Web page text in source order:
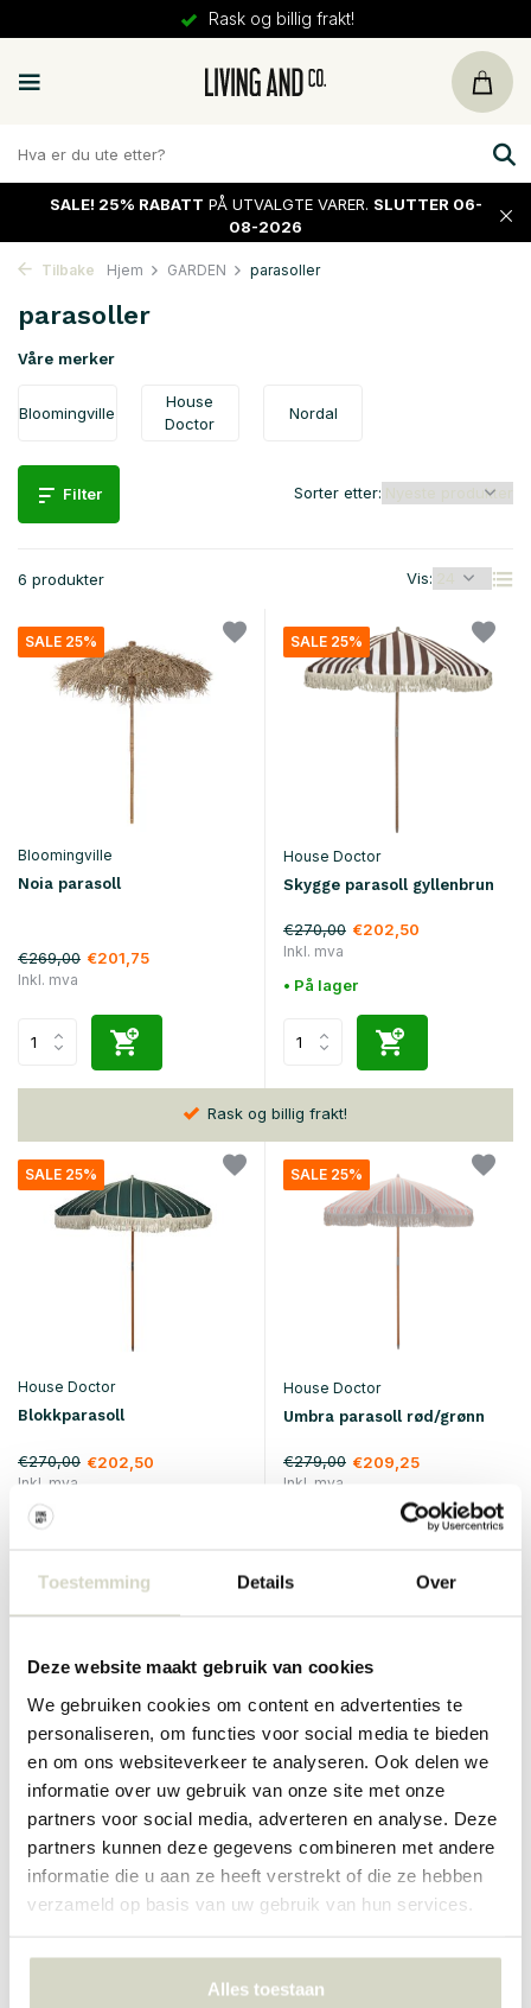
Toestemming Details Over
Deze website maakt gebruik van cookies
We gebruiken cookies om content en advertenties te
personaliseren, om functies voor social media te bieden
en om ons websiteverkeer te analyseren. Ook delen we
informatie over uw gebruik van onze site met onze
partners voor social media, adverteren en analyse. Deze
partners kunnen deze gegevens combineren met andere
informatie die u aan ze heeft verstrekt of die ze hebben
verzameld op basis van uw gebruik van hun services.
Alles toestaan
Rask og billig frakt!
SALE! 25% RABATT PÅ UTVALGTE VARER. SLUTTER 06-
08-2026
Tilbake Hjem GARDEN parasoller
parasoller
Våre merker
Bloomingville
House
Doctor
Nordal
Filter
6 produkter Vis:
Sorter etter:
SALE 25%
Bloomingville
Noia parasoll
€269,00 €201,75
Inkl. mva
SALE 25%
House Doctor
Skygge parasoll gyllenbrun
€270,00 €202,50
Inkl. mva
• På lager
Rask og billig frakt!
SALE 25%
House Doctor
Blokkparasoll
€270,00 €202,50
Inkl. mva
• På lager
SALE 25%
House Doctor
Umbra parasoll rød/grønn
€279,00 €209,25
Inkl. mva
Nordal
Torsa parasoll
Inkl. mva
House Doctor
Umbra parasoll - sand
Inkl. mva
• På lager